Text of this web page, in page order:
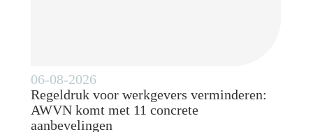
06-08-2026
Regeldruk voor werkgevers verminderen:
AWVN komt met 11 concrete
aanbevelingen